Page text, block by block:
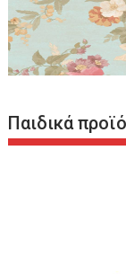
Παιδικά